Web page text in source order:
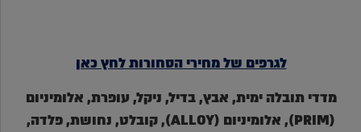
לגרפים של מחירי הסחורות לחץ כאן
מדדי תובלה ימית, אבץ, בדיל, ניקל, עופרת, אלומיניום
(PRIM), אלומיניום (ALLOY), קובלט, נחושת, פלדה,